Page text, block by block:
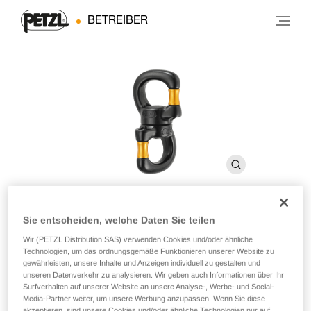
BETREIBER
SWIVEL OPEN
Aufschraubbarer Wirbel mit Kugellager
Der aufschraubbare Wirbel SWIVEL OPEN lässt sich dank
Sie entscheiden, welche Daten Sie teilen
Wir (PETZL Distribution SAS) verwenden Cookies und/oder ähnliche
Technologien, um das ordnungsgemäße Funktionieren unserer Website zu
gewährleisten, unsere Inhalte und Anzeigen individuell zu gestalten und
unseren Datenverkehr zu analysieren. Wir geben auch Informationen über Ihr
Surfverhalten auf unserer Website an unsere Analyse-, Werbe- und Social-
Media-Partner weiter, um unsere Werbung anzupassen. Wenn Sie diese